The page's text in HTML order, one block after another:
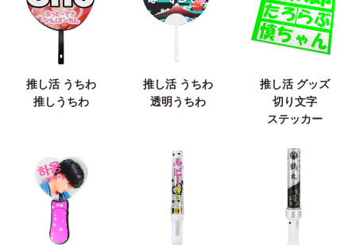
推し活 うちわ
推しうちわ
推し活 うちわ
透明うちわ
推し活 グッズ
切り文字
ステッカー